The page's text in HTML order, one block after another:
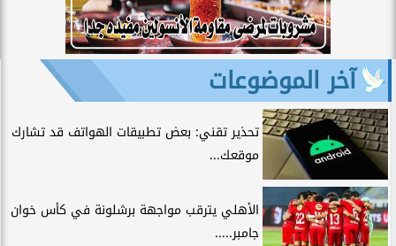
آخر الموضوعات
تحذير تقني: بعض تطبيقات الهواتف قد تشارك
موقعك...
الأهلي يترقب مواجهة برشلونة في كأس خوان
جامبر.....